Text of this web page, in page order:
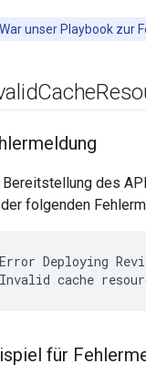
War unser Playbook zur
Cache
Bereitstellung des
folgenden
Error Deploying
für